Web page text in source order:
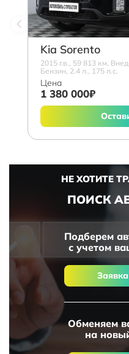
Kia Sorento
2015 г.в., 59 813 км,
Бензин, 2.4 л., 175 л.с.
Цена
1 380 000₽
НЕ ХОТИТЕ
ПОИСК
Подберем
с учетом
Обменяем
на